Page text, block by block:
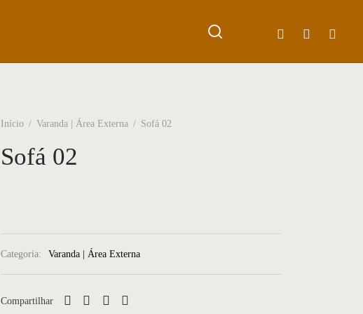
Início / Varanda | Área Externa / Sofá 02
Sofá 02
Categoria: Varanda | Área Externa
Compartilhar